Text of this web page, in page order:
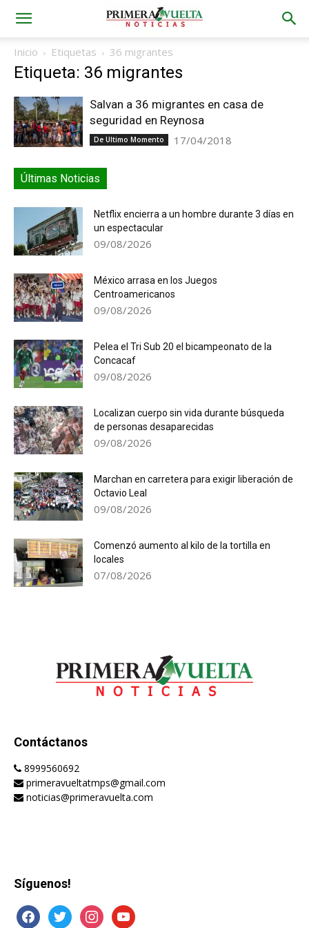
Inicio Etiquetas 36 migrantes
Etiqueta: 36 migrantes
Salvan a 36 migrantes en casa de
seguridad en Reynosa
De Ultimo Momento 17/04/2018
Últimas Noticias
Netflix encierra a un hombre durante 3 días en
un espectacular
09/08/2026
México arrasa en los Juegos
Centroamericanos
09/08/2026
Pelea el Tri Sub 20 el bicampeonato de la
Concacaf
09/08/2026
Localizan cuerpo sin vida durante búsqueda
de personas desaparecidas
09/08/2026
Marchan en carretera para exigir liberación de
Octavio Leal
09/08/2026
Comenzó aumento al kilo de la tortilla en
locales
07/08/2026
Contáctanos
8999560692
primeravueltatmps@gmail.com
noticias@primeravuelta.com
Síguenos!
facebooktwitter instagramyoutube